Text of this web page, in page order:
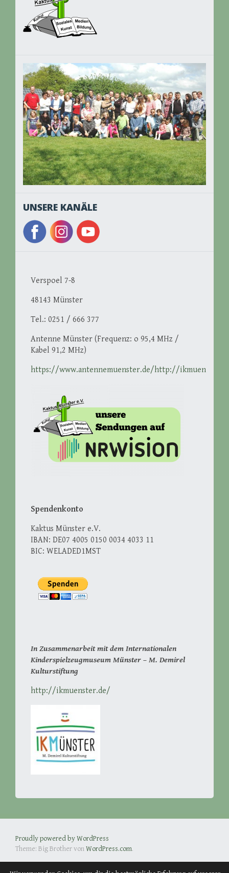
UNSERE KANÄLE
Verspoel 7-8
48143 Münster
Tel.: 0251 / 666 377
Antenne Münster (Frequenz: o 95,4 MHz /
Kabel 91,2 MHz)
https://www.antennemuenster.de/http://
Spendenkonto
Kaktus Münster e.V.
IBAN: DE07 4005 0150 0034 4033 11
BIC: WELADED1MST
In Zusammenarbeit mit dem Internationalen
Kinderspielzeugmuseum Münster – M. Demirel
Kulturstiftung
http://ikmuenster.de/
Proudly powered by WordPress
Theme: Big Brother vonWordPress.com.